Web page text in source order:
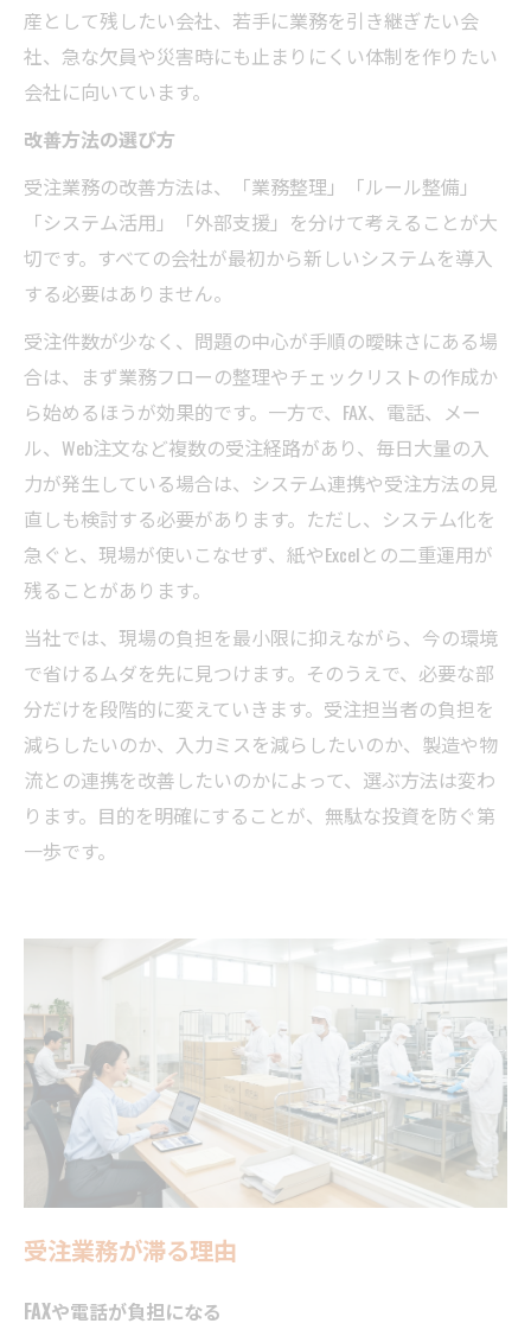
産として残したい会社、若手に業務を引き継ぎたい会
社、急な欠員や災害時にも止まりにくい体制を作りたい
会社に向いています。
改善方法の選び方
受注業務の改善方法は、「業務整理」「ルール整備」
「システム活用」「外部支援」を分けて考えることが大
切です。すべての会社が最初から新しいシステムを導入
する必要はありません。
受注件数が少なく、問題の中心が手順の曖昧さにある場
合は、まず業務フローの整理やチェックリストの作成か
ら始めるほうが効果的です。一方で、FAX、電話、メー
ル、Web注文など複数の受注経路があり、毎日大量の入
力が発生している場合は、システム連携や受注方法の見
直しも検討する必要があります。ただし、システム化を
急ぐと、現場が使いこなせず、紙やExcelとの二重運用が
残ることがあります。
当社では、現場の負担を最小限に抑えながら、今の環境
で省けるムダを先に見つけます。そのうえで、必要な部
分だけを段階的に変えていきます。受注担当者の負担を
減らしたいのか、入力ミスを減らしたいのか、製造や物
流との連携を改善したいのかによって、選ぶ方法は変わ
ります。目的を明確にすることが、無駄な投資を防ぐ第
一歩です。
受注業務が滞る理由
FAXや電話が負担になる